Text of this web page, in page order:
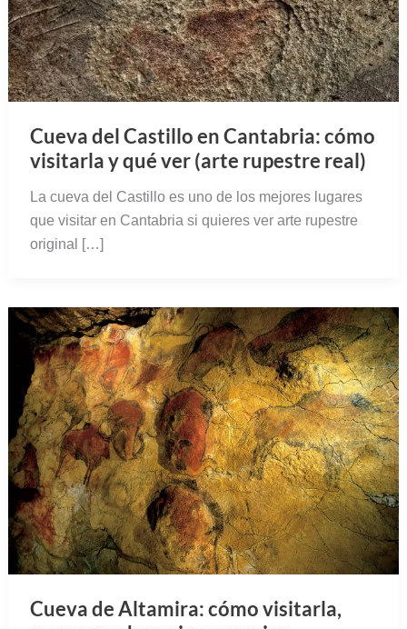
Cueva del Castillo en Cantabria: cómo
visitarla y qué ver (arte rupestre real)
La cueva del Castillo es uno de los mejores lugares
que visitar en Cantabria si quieres ver arte rupestre
original […]
Cueva de Altamira: cómo visitarla,